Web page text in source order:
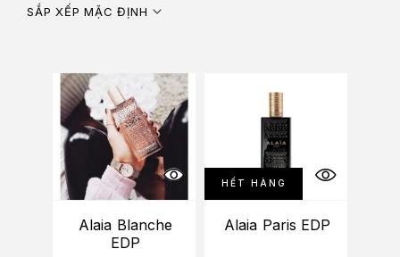
SẮP XẾP MẶC ĐỊNH
Alaia Blanche
EDP
HẾT HÀNG
Alaia Paris EDP